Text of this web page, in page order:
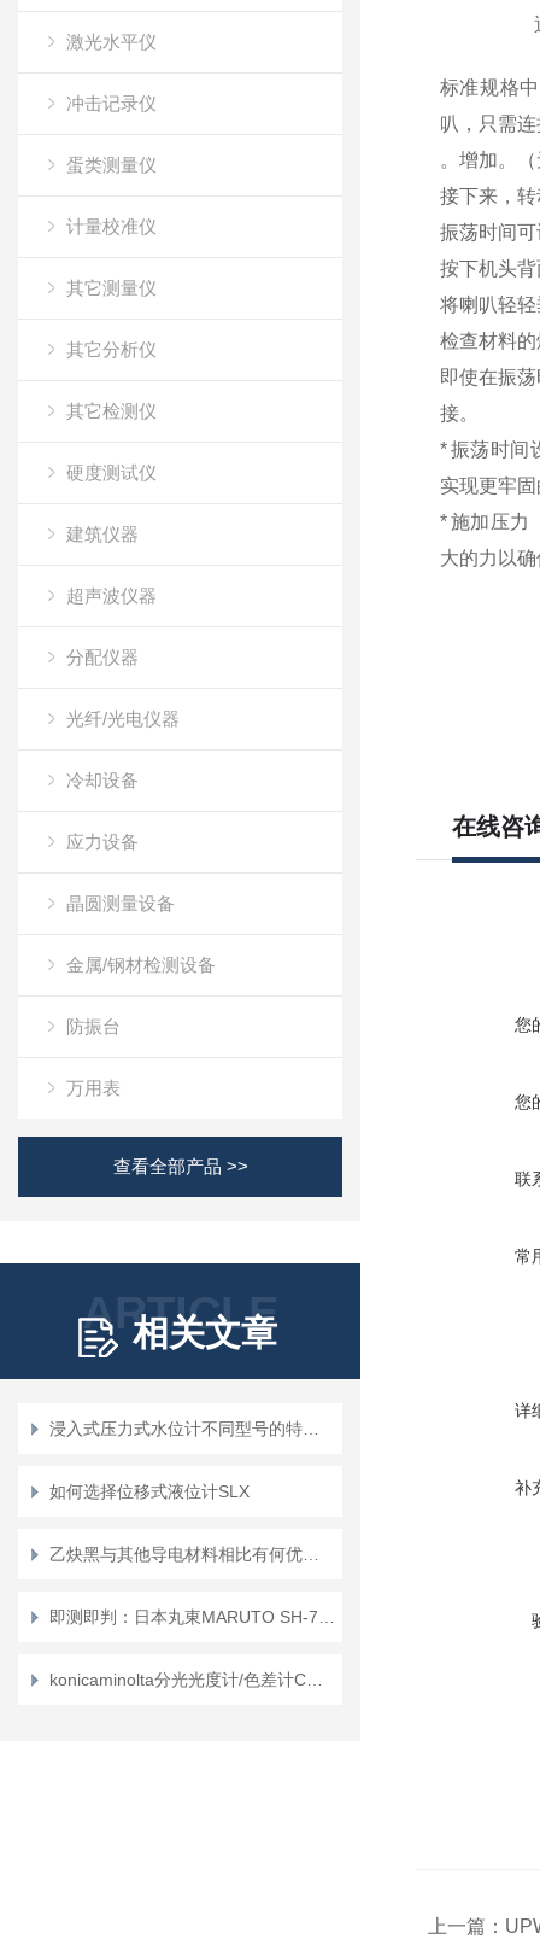
激光水平仪
冲击记录仪
蛋类测量仪
计量校准仪
其它测量仪
其它分析仪
其它检测仪
硬度测试仪
建筑仪器
超声波仪器
分配仪器
光纤/光电仪器
冷却设备
应力设备
晶圆测量设备
金属/钢材检测设备
防振台
万用表
查看全部产品 >>
ARTICLE
相关文章
如何选择位移式液位计SLX
标准规格
叭，只需
。增加。
接下来，
振荡时间
按下机头
将喇叭轻
检查材料
即使在振
接。
* 振荡时间
实现更牢
* 施加压力
大的力以
在线咨
您
您
联
常
详
补
上一篇：